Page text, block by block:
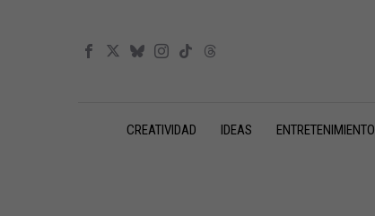
CREATIVIDAD IDEAS ENTRETENIMIENTO